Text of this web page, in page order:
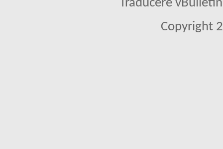
Traducere
Copyright